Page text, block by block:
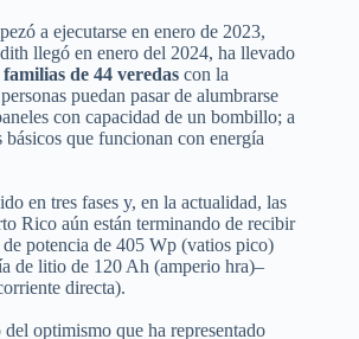
a ejecutarse en enero de 2023,
llegó en enero del 2024, ha llevado
familias de 44 veredas con la
puedan pasar de alumbrarse
con capacidad de un bombillo; a
básicos que funcionan con energía
en tres fases y, en la actualidad, las
Rico aún están terminando de recibir
de potencia de 405 Wp (vatios pico)
de litio de 120 Ah (amperio hra)–
directa).
optimismo que ha representado